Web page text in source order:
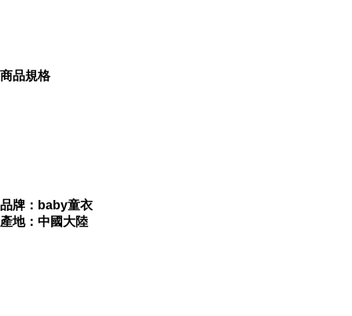
= https://tw.buy.yahoo.com/gdsale/gdsale.asp?
商品規格
品牌：baby童衣
產地：中國大陸